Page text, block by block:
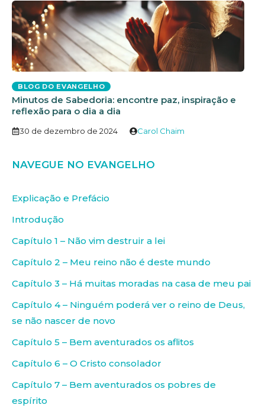
BLOG DO EVANGELHO
Minutos de Sabedoria: encontre paz, inspiração e
reflexão para o dia a dia
30 de dezembro de 2024 Carol Chaim
NAVEGUE NO EVANGELHO
Explicação e Prefácio
Introdução
Capítulo 1 – Não vim destruir a lei
Capítulo 2 – Meu reino não é deste mundo
Capítulo 3 – Há muitas moradas na casa de meu pai
Capítulo 4 – Ninguém poderá ver o reino de Deus,
se não nascer de novo
Capítulo 5 – Bem aventurados os aflitos
Capítulo 6 – O Cristo consolador
Capítulo 7 – Bem aventurados os pobres de
espírito